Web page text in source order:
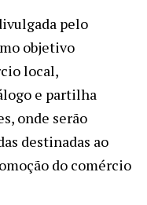
pelo
objetivo
local,
e partilha
onde serão
destinadas ao
do comércio